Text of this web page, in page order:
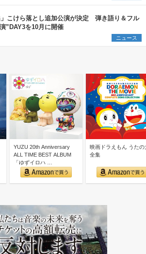
こけら落とし追加公演が決定 弾き語り＆フル
”DAY3を10月に開催
ニュース
YUZU 20th Anniversary
ALL TIME BEST ALBUM
「ゆずイロハ …
映画ドラえもん うたの
全集